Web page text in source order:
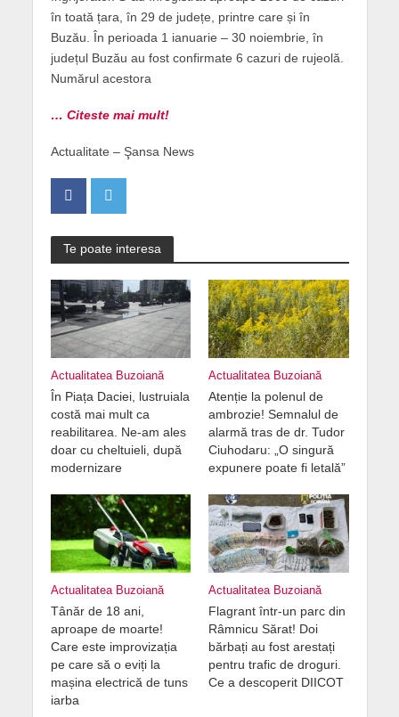
în toată țara, în 29 de județe, printre care și în
Buzău. În perioada 1 ianuarie – 30 noiembrie, în
județul Buzău au fost confirmate 6 cazuri de rujeolă.
Numărul acestora
… Citeste mai mult!
Actualitate – Şansa News
Te poate interesa
Actualitatea Buzoiană
În Piața Daciei, lustruiala
costă mai mult ca
reabilitarea. Ne-am ales
doar cu cheltuieli, după
modernizare
Actualitatea Buzoiană
Atenție la polenul de
ambrozie! Semnalul de
alarmă tras de dr. Tudor
Ciuhodaru: „O singură
expunere poate fi letală”
Actualitatea Buzoiană
Tânăr de 18 ani,
aproape de moarte!
Care este improvizația
pe care să o eviți la
mașina electrică de tuns
iarba
Actualitatea Buzoiană
Flagrant într-un parc din
Râmnicu Sărat! Doi
bărbați au fost arestați
pentru trafic de droguri.
Ce a descoperit DIICOT